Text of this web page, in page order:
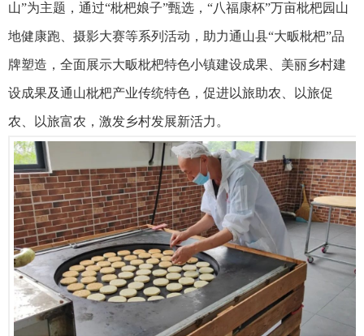
山”为主题，通过“枇杷娘子”甄选，“八福康杯”万亩枇杷园山
地健康跑、摄影大赛等系列活动，助力通山县“大畈枇杷”品
牌塑造，全面展示大畈枇杷特色小镇建设成果、美丽乡村建
设成果及通山枇杷产业传统特色，促进以旅助农、以旅促
农、以旅富农，激发乡村发展新活力。